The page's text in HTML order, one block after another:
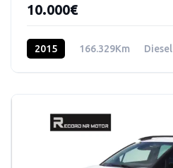
10.000€
2015 166.329Km Diesel